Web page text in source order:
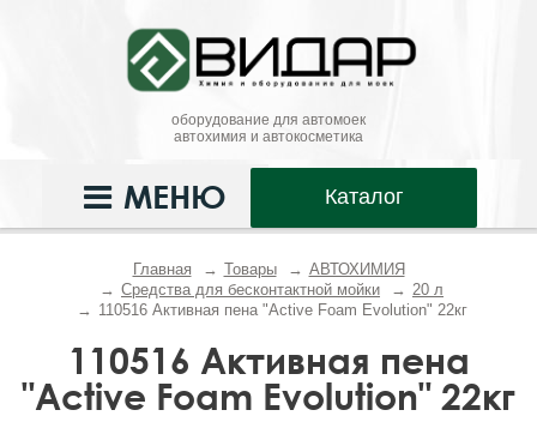
оборудование для автомоек
автохимия и автокосметика
Каталог
МЕНЮ
Главная Товары
АВТОХИМИЯ
Средства для бесконтактной мойки
20 л
110516 Активная пена "Active Foam Evolution" 22кг
110516 Активная пена
"Active Foam Evolution" 22кг